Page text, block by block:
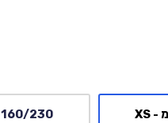
160/230 ס"מ - L